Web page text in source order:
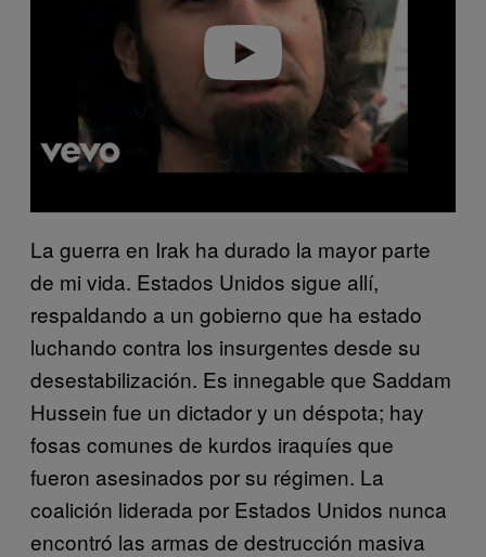
Play video
La guerra en Irak ha durado la mayor parte
de mi vida. Estados Unidos sigue allí,
respaldando a un gobierno que ha estado
luchando contra los insurgentes desde su
desestabilización. Es innegable que Saddam
Hussein fue un dictador y un déspota; hay
fosas comunes de kurdos iraquíes que
fueron asesinados por su régimen. La
coalición liderada por Estados Unidos nunca
encontró las armas de destrucción masiva